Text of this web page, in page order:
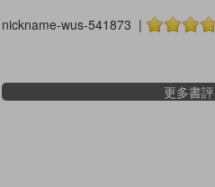
nickname-wus-541873 |
更多書評